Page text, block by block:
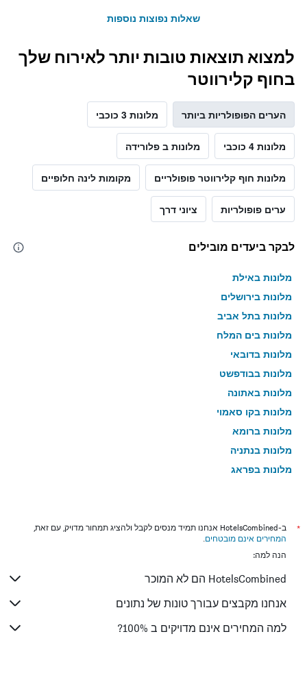
שאלות נפוצות נוספות
למצוא תוצאות טובות יותר לאירוח שלך
בחוף קלירווטר
הערים הפופולריות ביותר מלונות 3 כוכבי
מלונות 4 כוכבי מלונות ב פלורידה
מלונות חוף קלירווטר פופולריים מקומות לינה חלופיים
ערים פופולריות ציוני דרך
לבקר ביעדים מובילים
מלונות באילת
מלונות בירושלים
מלונות בתל אביב
מלונות בים המלח
מלונות בדובאי
מלונות בבודפשט
מלונות באתונה
מלונות בקו סאמוי
מלונות ברומא
מלונות בנתניה
מלונות בפראג
מלונות בניו יורק
מלונות בבנגקוק
מלונות בבוקרשט
מלונות בפאפוס
מלונות בלימסול
*
ב-HotelsCombined אנחנו תמיד מנסים לקבל ולהציג תמחור מדויק, עם זאת,
המחירים אינם מובטחים.
הנה למה:
HotelsCombined הם לא המוכר
אנחנו מקבצים עבורך טונות של נתונים
למה המחירים אינם מדויקים ב 100%?